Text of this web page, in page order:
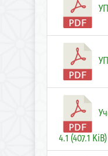
4.1 (407.1 KiB)